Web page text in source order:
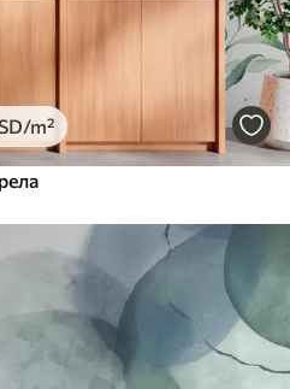
/m²